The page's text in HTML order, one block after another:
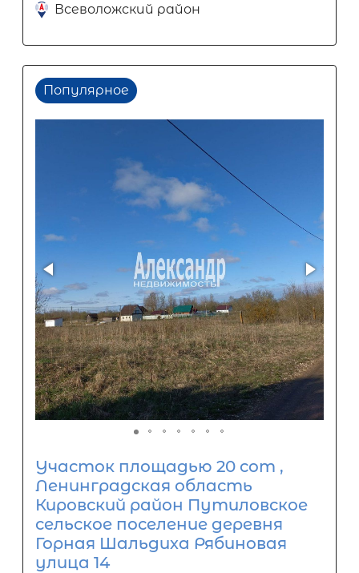
Всеволожский район
Популярное
Участок площадью 20 сот ,
Ленинградская область
Кировский район Путиловское
сельское поселение деревня
Горная Шальдиха Рябиновая
улица 14